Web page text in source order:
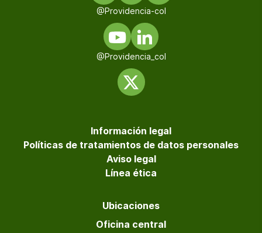
@Providencia-col
@Providencia_col
Información legal
Políticas de tratamientos de datos personales
Aviso legal
Línea ética
Ubicaciones
Oficina central